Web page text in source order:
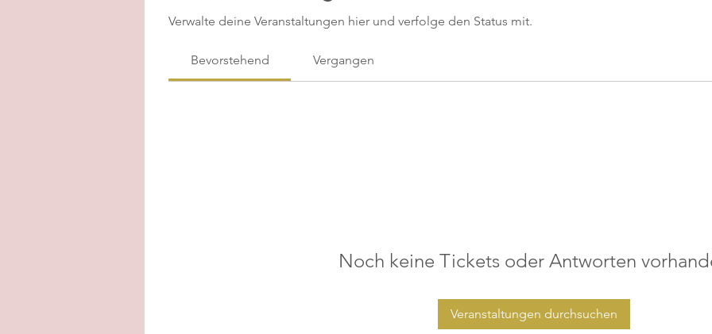
Verwalte deine Veranstaltungen hier und verfolge den Status mit.
Bevorstehend Vergangen
Noch keine Tickets oder Antworten
Veranstaltungen durchsuchen